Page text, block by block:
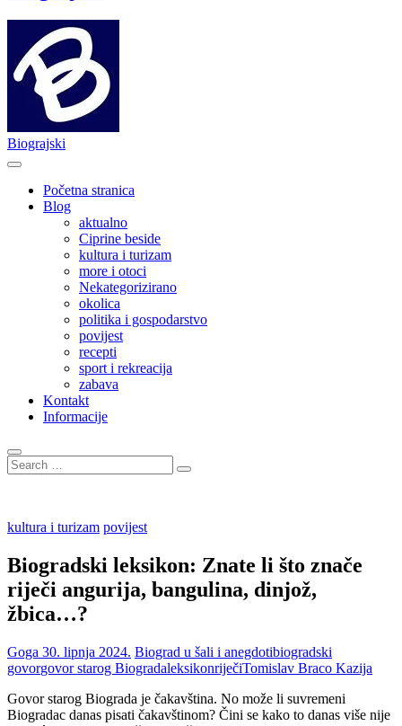
Biograjski
Početna stranica
Blog
aktualno
Ciprine beside
kultura i turizam
more i otoci
Nekategorizirano
okolica
politika i gospodarstvo
povijest
recepti
sport i rekreacija
zabava
Kontakt
Informacije
Search
…
kultura i turizam povijest
Biogradski leksikon: Znate li što znače
riječi angurija, bangulina, dinjož,
žbica…?
Goga 30. lipnja 2024. Biograd u šali i anegdotibiogradski
govorgovor starog BiogradaleksikonriječiTomislav Braco Kazija
Govor starog Biograda je čakavština. No može li suvremeni
Biogradac danas pisati čakavštinom? Čini se kako to danas više nije